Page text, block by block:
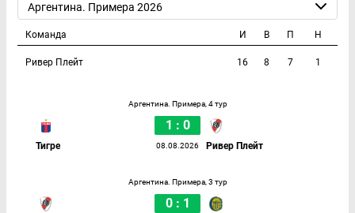
Аргентина. Примера 2026
Команда И В П Н
Ривер Плейт 16 8 7 1
Аргентина. Примера, 4 тур
Тигре
1 : 0
08.08.2026 Ривер Плейт
Аргентина. Примера, 3 тур
0 : 1